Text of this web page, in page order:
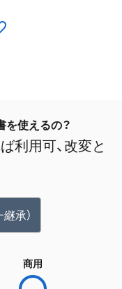
を使えるの？
利用可、改変と
承）
商用